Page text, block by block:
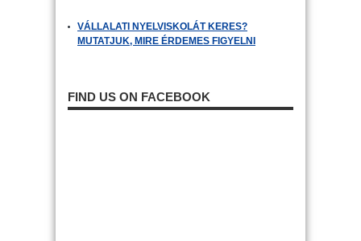
VÁLLALATI NYELVISKOLÁT KERES?
MUTATJUK, MIRE ÉRDEMES FIGYELNI
FIND US ON FACEBOOK